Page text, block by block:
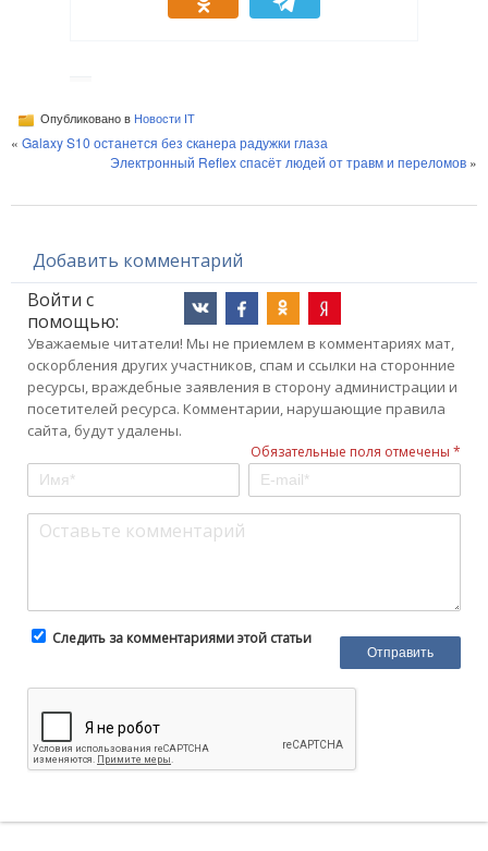
Опубликовано в Новости IT
« Galaxy S10 останется без сканера радужки глаза
Электронный Reflex спасёт людей от травм и переломов »
Добавить комментарий
Войти с
помощью:
Уважаемые читатели! Мы не приемлем в комментариях мат,
оскорбления других участников, спам и ссылки на сторонние
ресурсы, враждебные заявления в сторону администрации и
посетителей ресурса. Комментарии, нарушающие правила
сайта, будут удалены.
Обязательные поля отмечены *
Следить за комментариями этой статьи